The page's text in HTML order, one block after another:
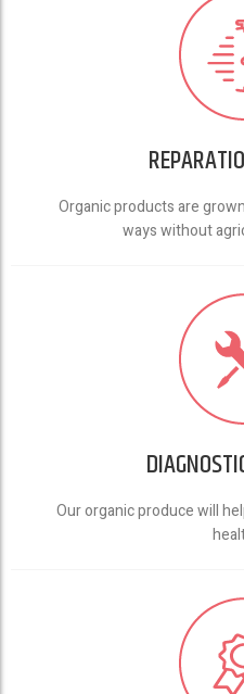
Organic products are
ways without
Our organic produce will